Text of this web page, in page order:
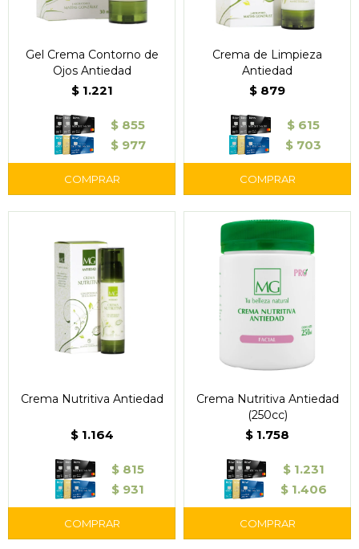
Gel Crema Contorno de
Ojos Antiedad
$ 1.221
$ 855
$ 977
Crema de Limpieza
Antiedad
$ 879
$ 615
$ 703
Crema Nutritiva Antiedad
$ 1.164
$ 815
$ 931
Crema Nutritiva Antiedad
(250cc)
$ 1.758
$ 1.231
$ 1.406